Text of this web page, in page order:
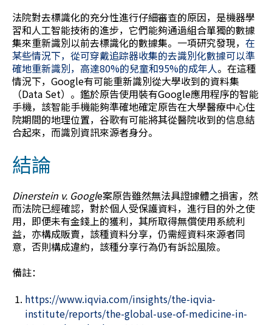
法院對去標識化的充分性進行仔細審查的原因，是機器學
習和人工智能技術的進步，它們能夠通過組合單獨的數據
集來重新識別以前去標識化的數據集。一項研究發現， 在
某些情況下，從可穿戴追踪器收集的去識別化數據可以準
確地重新識別，高達80%的兒童和95%的成年人。在這種
情況下，Google有可能重新識別從大學收到的資料集
（Data Set）。鑑於原告使用裝有Google應用程序的智能
手機，該智能手機能夠準確地確定原告在大學醫療中心住
院期間的地理位置，谷歌有可能將其從醫院收到的信息結
合起來，而識別資訊來源者身分。
結論
Dinerstein v. Google案原告雖然無法具證據體之損害，然
而法院已經確認，對於個人受保護資料，進行目的外之使
用，即便未有金錢上的獲利，其所取得無償使用系統利
益，亦構成販賣，該種資料分享，仍需經資料來源者同
意，否則構成違約，該種分享行為仍有訴訟風險。
備註：
https://www.iqvia.com/insights/the-iqvia-
institute/reports/the-global-use-of-medicine-in-